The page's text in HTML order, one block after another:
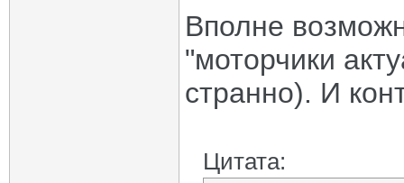
Вполне
"моторчики
странно). И
Цитата: